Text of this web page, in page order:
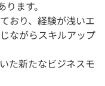
ます。
おり、経験が浅いエ
ながらスキルアップ
た新たなビジネスモ